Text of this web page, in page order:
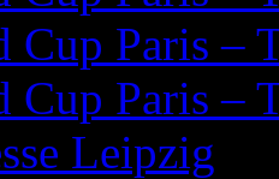
Cup Paris –
Cup Paris –
Leipzig